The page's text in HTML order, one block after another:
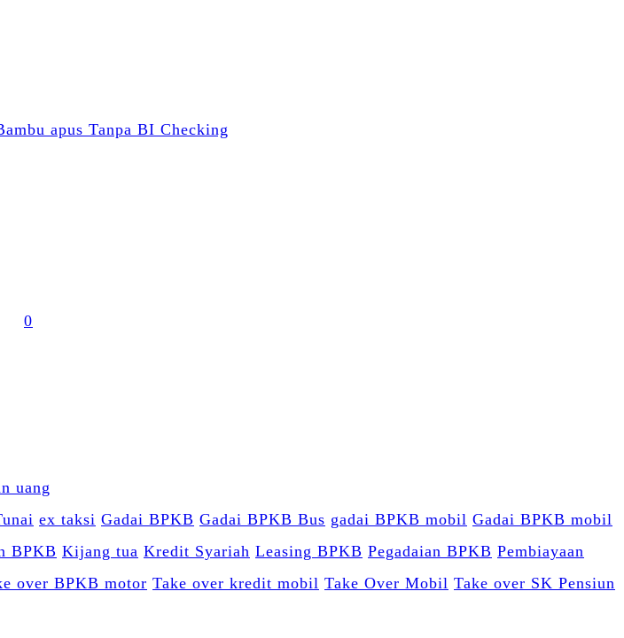
Share
apus Tanpa BI Checking
0
ex taksi Gadai BPKB Gadai BPKB Bus gadai BPKB mobil Gadai BPKB mobil
BPKB Kijang tua Kredit Syariah Leasing BPKB Pegadaian BPKB Pembiayaan
over BPKB motor Take over kredit mobil Take Over Mobil Take over SK Pensiun